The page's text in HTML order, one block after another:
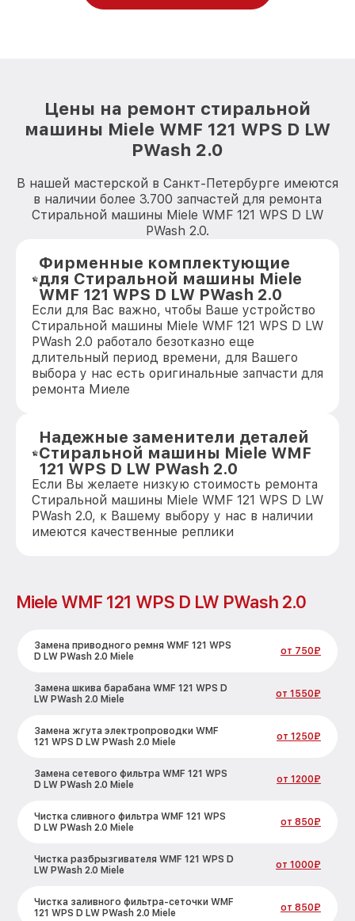
Цены на ремонт стиральной
машины Miele WMF 121 WPS D LW
PWash 2.0
В нашей мастерской в Санкт-Петербурге имеются
в наличии более 3.700 запчастей для ремонта
Стиральной машины Miele WMF 121 WPS D LW
PWash 2.0.
Фирменные комплектующие
для Стиральной машины Miele
WMF 121 WPS D LW PWash 2.0
Если для Вас важно, чтобы Ваше устройство
Стиральной машины Miele WMF 121 WPS D LW
PWash 2.0 работало безотказно еще
длительный период времени, для Вашего
выбора у нас есть оригинальные запчасти для
ремонта Миеле
Надежные заменители деталей
Стиральной машины Miele WMF
121 WPS D LW PWash 2.0
Если Вы желаете низкую стоимость ремонта
Стиральной машины Miele WMF 121 WPS D LW
PWash 2.0, к Вашему выбору у нас в наличии
имеются качественные реплики
Miele WMF 121 WPS D LW PWash 2.0
Замена приводного ремня WMF 121 WPS
D LW PWash 2.0 Miele
от 750₽
Замена шкива барабана WMF 121 WPS D
LW PWash 2.0 Miele
от 1550₽
Замена жгута электропроводки WMF
121 WPS D LW PWash 2.0 Miele
от 1250₽
Замена сетевого фильтра WMF 121 WPS
D LW PWash 2.0 Miele
от 1200₽
Чистка сливного фильтра WMF 121 WPS
D LW PWash 2.0 Miele
от 850₽
Чистка разбрызгивателя WMF 121 WPS D
LW PWash 2.0 Miele
от 1000₽
Чистка заливного фильтра-сеточки WMF
121 WPS D LW PWash 2.0 Miele
от 850₽